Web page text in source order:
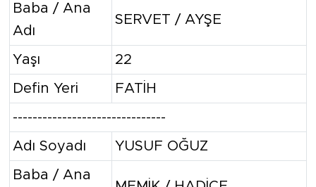
Baba / Ana
Adı
SERVET / AYŞE
Yaşı 22
Defin Yeri FATİH
-------------------------------
Adı Soyadı YUSUF OĞUZ
Baba / Ana